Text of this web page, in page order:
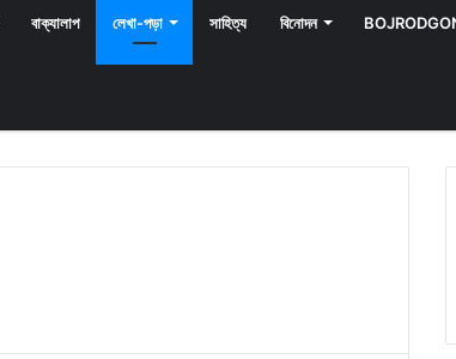
বাক্যালাপ লেখা-পড়া সাহিত্য বিনোদন